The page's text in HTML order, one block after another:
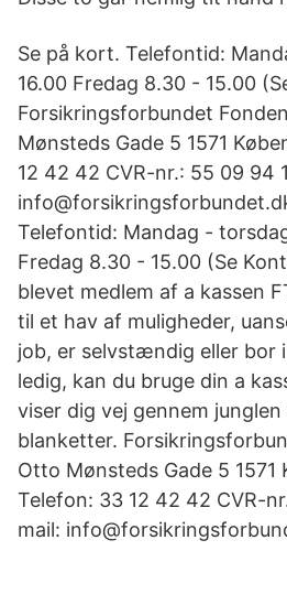
Se på kort. Telefontid:
16.00 Fredag 8.30 - 15.00
Forsikringsforbundet
Mønsteds Gade 5 1571
12 42 42 CVR-nr.: 55 09 94
Telefontid: Mandag -
Fredag 8.30 - 15.00 (Se
blevet medlem af a kassen
til et hav af muligheder,
job, er selvstændig eller bor
ledig, kan du bruge din a
viser dig vej gennem
blanketter.
Otto Mønsteds Gade 5 1571
Telefon: 33 12 42 42 CVR-
mail: